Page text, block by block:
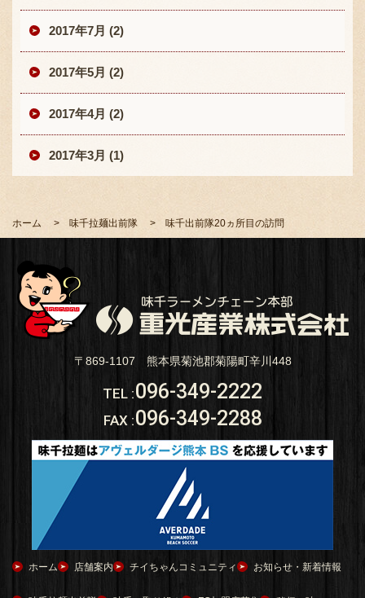
2017年7月 (2)
2017年5月 (2)
2017年4月 (2)
2017年3月 (1)
ホーム 味千拉麺出前隊 味千出前隊20ヵ所目の訪問
〒869-1107 熊本県菊池郡菊陽町辛川448
TEL :096-349-2222
FAX :096-349-2288
ホーム 店舗案内 チイちゃんコミュニティ お知らせ・新着情報